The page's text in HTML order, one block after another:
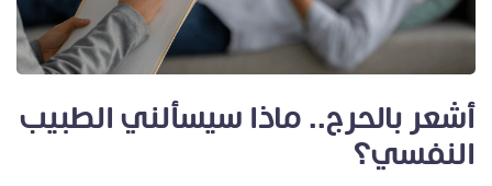
أشعر بالحرج.. ماذا سيسألني الطبيب
النفسي؟